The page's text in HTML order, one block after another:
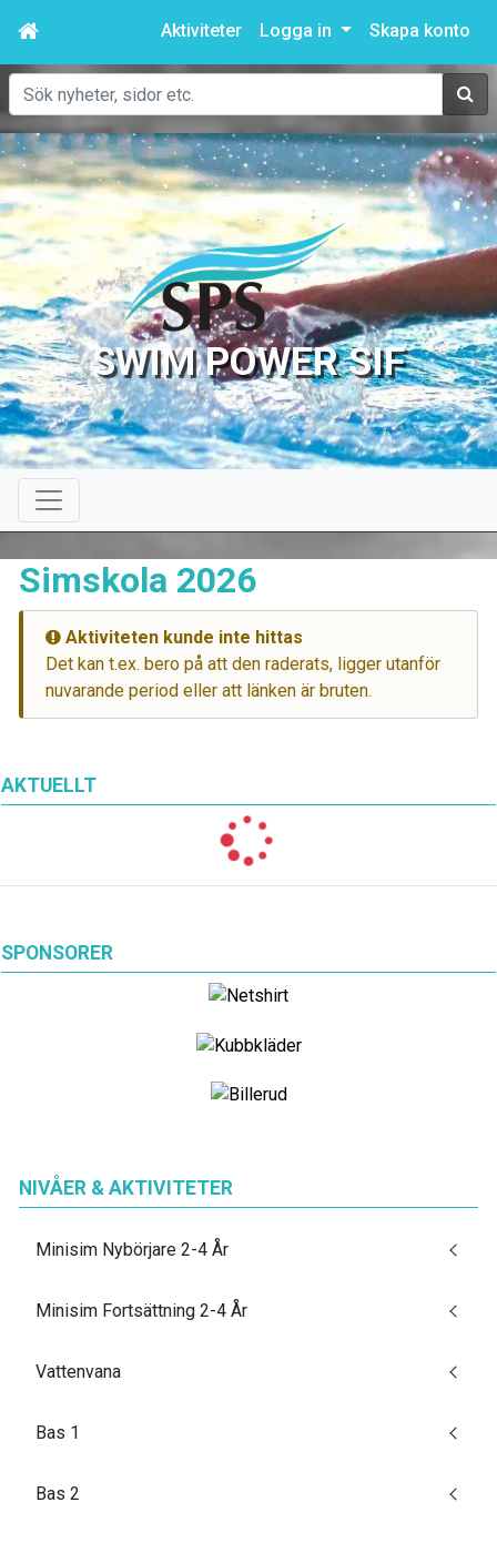
Aktiviteter Logga in Skapa konto
Sök
SWIM POWER SIF
AKTUELLT
SPONSORER
Simskola 2026
Aktiviteten kunde inte hittas
Det kan t.ex. bero på att den raderats, ligger utanför
nuvarande period eller att länken är bruten.
NIVÅER & AKTIVITETER
Minisim Nybörjare 2-4 År
Minisim Fortsättning 2-4 År
Vattenvana
Bas 1
Bas 2